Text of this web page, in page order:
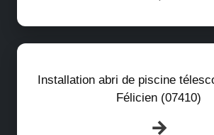
Installation abri de piscine
Félicien (07410)